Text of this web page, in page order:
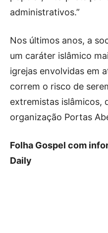
administrativos.”
Nos últimos anos, a
um caráter islâmico
igrejas envolvidas em
correm o risco de
extremistas islâmicos,
organização Portas
Folha Gospel com
Daily